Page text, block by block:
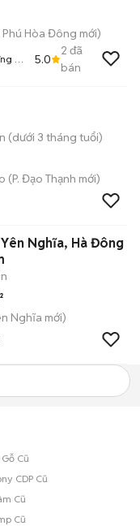
Phú Hòa Đông mới)
Củ
5.0
2 đã
bán
(dưới 3 tháng tuổi)
(P. Đạo Thạnh mới)
Nghĩa, Hà Đông
Nghĩa mới)
Cũ
CDP Cũ
Cũ
Cũ